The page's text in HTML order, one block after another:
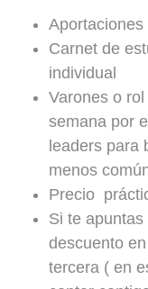
Carnet de
individual
Varones o
semana por
leaders para
menos
Precio
Si te
descuento
tercera ( en